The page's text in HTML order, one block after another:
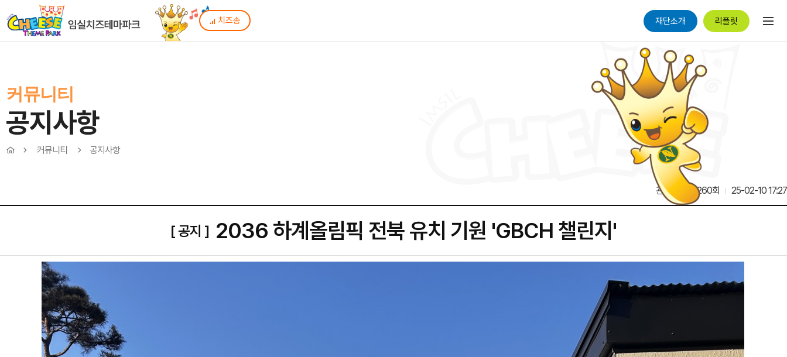
치즈송 재단소개 리플릿
커뮤니티
공지사항
커뮤니티 공지사항
관리자 6,260회 25-02-10 17:27
[ 공지 ] 2036 하계올림픽 전북 유치 기원 'GBCH 챌린지'